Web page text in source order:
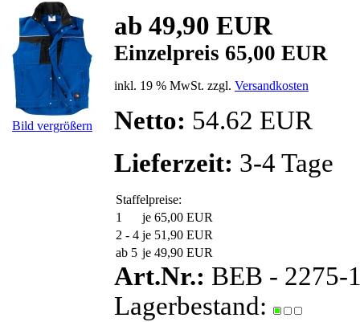
Bild vergrößern
ab 49,90 EUR
Einzelpreis 65,00 EUR
inkl. 19 % MwSt. zzgl. Versandkosten
Netto: 54.62 EUR
Lieferzeit: 3-4 Tage
Staffelpreise:
1
je 65,00 EUR
2 - 4 je 51,90 EUR
ab 5 je 49,90 EUR
Art.Nr.: BEB - 2275-
Lagerbestand: